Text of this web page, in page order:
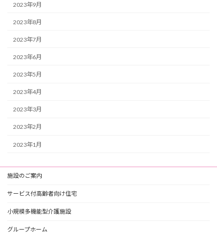
2023年9月
2023年8月
2023年7月
2023年6月
2023年5月
2023年4月
2023年3月
2023年2月
2023年1月
施設のご案内
サービス付高齢者向け住宅
小規模多機能型介護施設
グループホーム